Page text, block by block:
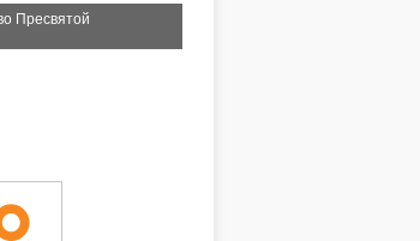
Пресвятой